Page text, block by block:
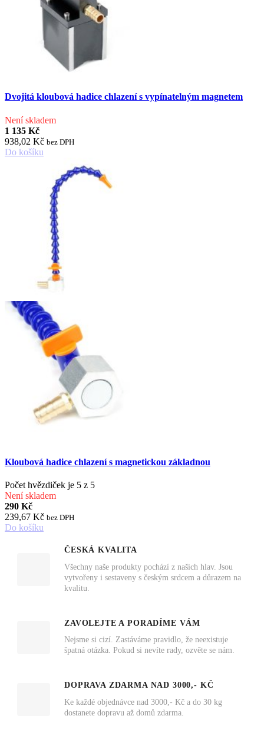
Dvojitá kloubová hadice chlazení s vypínatelným magnetem
Není skladem
1 135 Kč
938,02 Kč bez DPH
Do košíku
Kloubová hadice chlazení s magnetickou základnou
Počet hvězdiček je 5 z 5
Není skladem
290 Kč
239,67 Kč bez DPH
Do košíku
ČESKÁ KVALITA
Všechny naše produkty pochází z našich hlav. Jsou
vytvořeny i sestaveny s českým srdcem a důrazem na
kvalitu.
ZAVOLEJTE A PORADÍME VÁM
Nejsme si cizí. Zastáváme pravidlo, že neexistuje
špatná otázka. Pokud si nevíte rady, ozvěte se nám.
DOPRAVA ZDARMA NAD 3000,- KČ
Ke každé objednávce nad 3000,- Kč a do 30 kg
dostanete dopravu až domů zdarma.